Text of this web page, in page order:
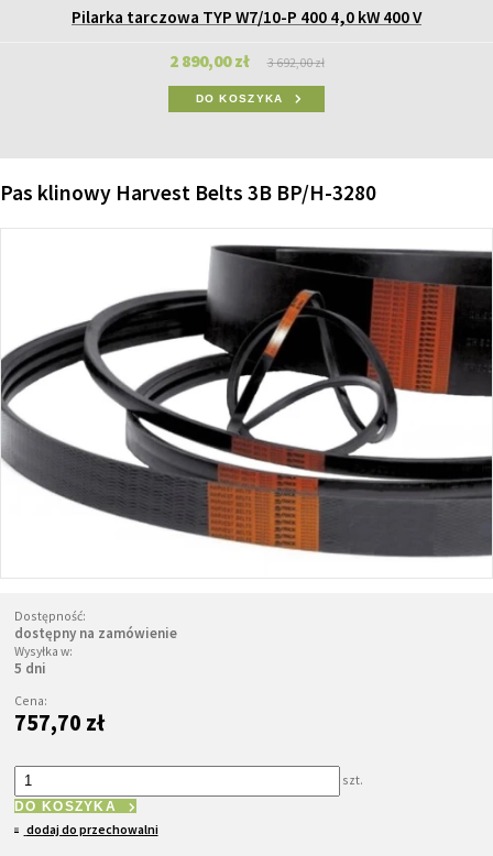
Pilarka tarczowa TYP W7/10-P 400 4,0 kW 400 V
2 890,00 zł 3 692,00 zł
DO KOSZYKA
Pas klinowy Harvest Belts 3B BP/H-3280
Dostępność:
dostępny na zamówienie
Wysyłka w:
5 dni
Cena:
757,70 zł
szt.
DO KOSZYKA
dodaj do przechowalni